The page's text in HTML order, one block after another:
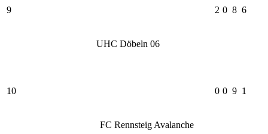
9
UHC Döbeln 06
2 0 8 6
10
FC Rennsteig Avalanche
0 0 9 1